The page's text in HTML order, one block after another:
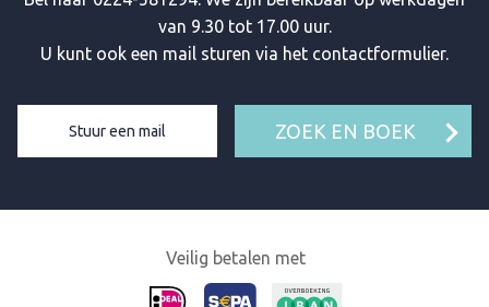
van 9.30 tot 17.00 uur.
U kunt ook een mail sturen via het contactformulier.
Stuur een mail ZOEK EN BOEK
Veilig betalen met